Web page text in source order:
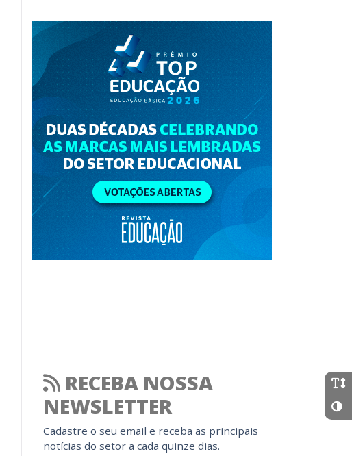
RECEBA NOSSA
NEWSLETTER
Cadastre o seu email e receba as principais
notícias do setor a cada quinze dias.